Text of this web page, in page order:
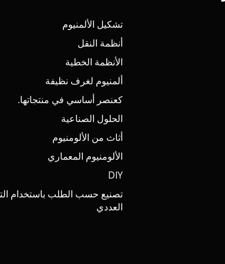
تشكيل الألمنيوم
أنظمة النقل
الأنظمة الخطية
ألمنيوم لغرف نظيفة
كعنصر أساسي في منتجاتها.
الحلول الصناعية
أثاث من الألومنيوم
الألومنيوم المعماري
DIY
تصنيع حسب الطلب باستخدام
العددي